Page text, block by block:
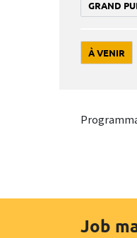
GRAND
À VENIR
Job